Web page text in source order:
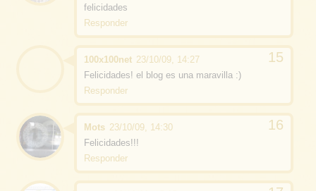
felicidades
Responder
100x100net 23/10/09, 14:27
Felicidades! el blog es una maravilla :)
Responder
Mots 23/10/09, 14:30
Felicidades!!!
Responder